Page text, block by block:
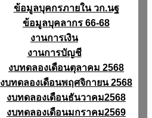
ข้อมูลบุคกรภายใน วก.นฐ
ข้อมูลบุคลากร 66-68
งานการเงิน
งานการบัญชี
งบทดลองเดือนตุลาคม 2568
งบทดลองเดือนพฤศจิกายน 2568
งบทดลองเดือนธันวาคม2568
งบทดลองเดือนมกราคม2569